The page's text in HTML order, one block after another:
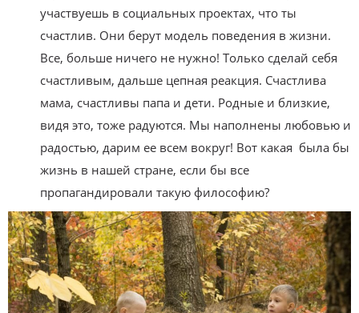
участвуешь в социальных проектах, что ты
счастлив. Они берут модель поведения в жизни.
Все, больше ничего не нужно! Только сделай себя
счастливым, дальше цепная реакция. Счастлива
мама, счастливы папа и дети. Родные и близкие,
видя это, тоже радуются. Мы наполнены любовью и
радостью, дарим ее всем вокруг! Вот какая была бы
жизнь в нашей стране, если бы все
пропагандировали такую философию?